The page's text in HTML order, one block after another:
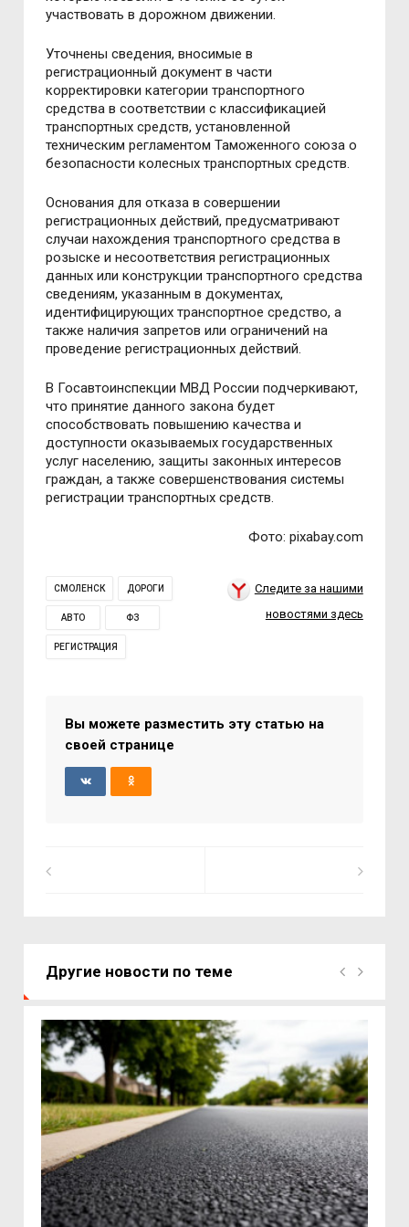
участвовать в дорожном движении.
Уточнены сведения, вносимые в
регистрационный документ в части
корректировки категории транспортного
средства в соответствии с классификацией
транспортных средств, установленной
техническим регламентом Таможенного союза о
безопасности колесных транспортных средств.
Основания для отказа в совершении
регистрационных действий, предусматривают
случаи нахождения транспортного средства в
розыске и несоответствия регистрационных
данных или конструкции транспортного средства
сведениям, указанным в документах,
идентифицирующих транспортное средство, а
также наличия запретов или ограничений на
проведение регистрационных действий.
В Госавтоинспекции МВД России подчеркивают,
что принятие данного закона будет
способствовать повышению качества и
доступности оказываемых государственных
услуг населению, защиты законных интересов
граждан, а также совершенствования системы
регистрации транспортных средств.
Фото: pixabay.com
СМОЛЕНСК ДОРОГИ
АВТО ФЗ
РЕГИСТРАЦИЯ
Следите за нашими
новостями здесь
Вы можете разместить эту статью на
своей странице
Другие новости по теме